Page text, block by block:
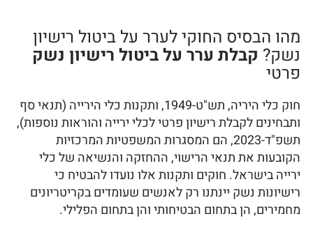
מהו הבסיס החוקי לערר על ביטול רישיון
נשק? קבלת ערר על ביטול רישיון נשק
פרטי
חוק כלי היריה, תש"ט-1949, ותקנות כלי הירייה (תנאי סף
ותבחינים לקבלת רישיון פרטי לכלי ירייה והוראות נוספות),
תשפ"ד-2023, הם המסגרות המשפטיות המרכזיות
הקובעות את תנאי הרישוי, ההחזקה והנשיאה של כלי
ירייה בישראל. חוקים ותקנות אלו נועדו להבטיח כי
רישיונות נשק יינתנו רק לאנשים שעומדים בקריטריונים
מחמירים, הן בתחום הבטיחותי והן בתחום הפלילי.